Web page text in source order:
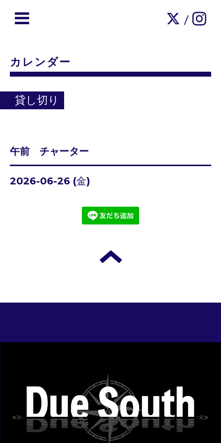
/
カレンダー
貸し切り
午前 チャーター
2026-06-26 (金)